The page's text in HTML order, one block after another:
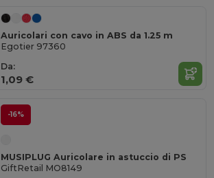
Auricolari con cavo in ABS da 1.25 m
Egotier 97360
Da:
1,09 €
-16%
MUSIPLUG Auricolare in astuccio di PS
GiftRetail MO8149